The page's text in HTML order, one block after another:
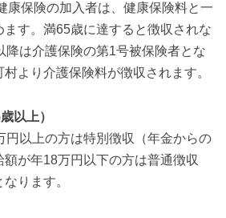
康保険の加入者は、健康保険料と一
す。満65歳に達すると徴収されな
降は介護保険の第1号被保険者とな
より介護保険料が徴収されます。
以上）
円以上の方は特別徴収（年金からの
が年18万円以下の方は普通徴収
ります。